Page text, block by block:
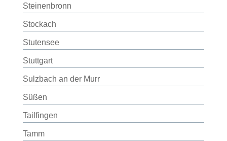
Steinenbronn
Stockach
Stutensee
Stuttgart
Sulzbach an der Murr
Süßen
Tailfingen
Tamm